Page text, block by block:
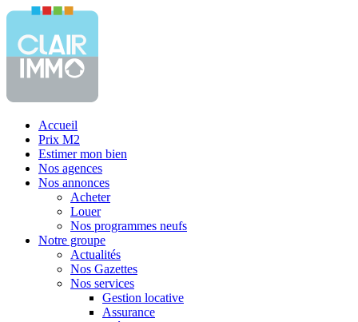
Accueil
Prix M2
Estimer mon bien
Nos agences
Nos annonces
Acheter
Louer
Nos programmes neufs
Notre groupe
Actualités
Nos Gazettes
Nos services
Gestion locative
Assurance